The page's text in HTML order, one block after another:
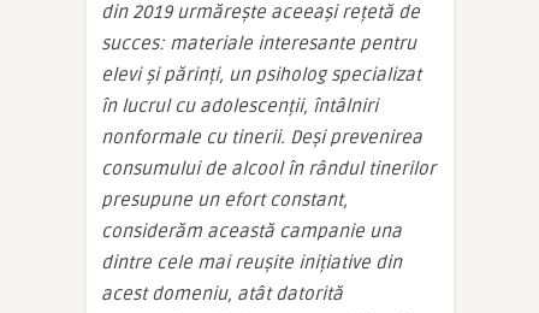
din 2019 urmărește aceeași rețetă de
succes: materiale interesante pentru
elevi și părinți, un psiholog specializat
în lucrul cu adolescenții, întâlniri
nonformale cu tinerii. Deși prevenirea
consumului de alcool în rândul tinerilor
presupune un efort constant,
considerăm această campanie una
dintre cele mai reușite inițiative din
acest domeniu, atât datorită